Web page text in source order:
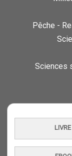
Pêche -
Sciences